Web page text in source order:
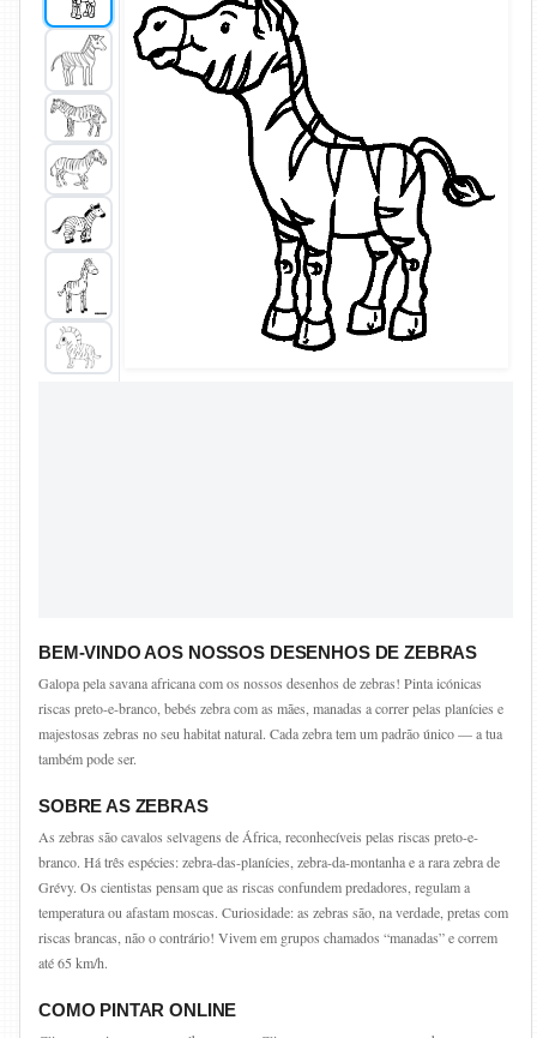
BEM-VINDO AOS NOSSOS DESENHOS DE ZEBRAS
Galopa pela savana africana com os nossos desenhos de zebras! Pinta icónicas
riscas preto-e-branco, bebés zebra com as mães, manadas a correr pelas planícies e
majestosas zebras no seu habitat natural. Cada zebra tem um padrão único — a tua
também pode ser.
SOBRE AS ZEBRAS
As zebras são cavalos selvagens de África, reconhecíveis pelas riscas preto-e-
branco. Há três espécies: zebra-das-planícies, zebra-da-montanha e a rara zebra de
Grévy. Os cientistas pensam que as riscas confundem predadores, regulam a
temperatura ou afastam moscas. Curiosidade: as zebras são, na verdade, pretas com
riscas brancas, não o contrário! Vivem em grupos chamados “manadas” e correm
até 65 km/h.
COMO PINTAR ONLINE